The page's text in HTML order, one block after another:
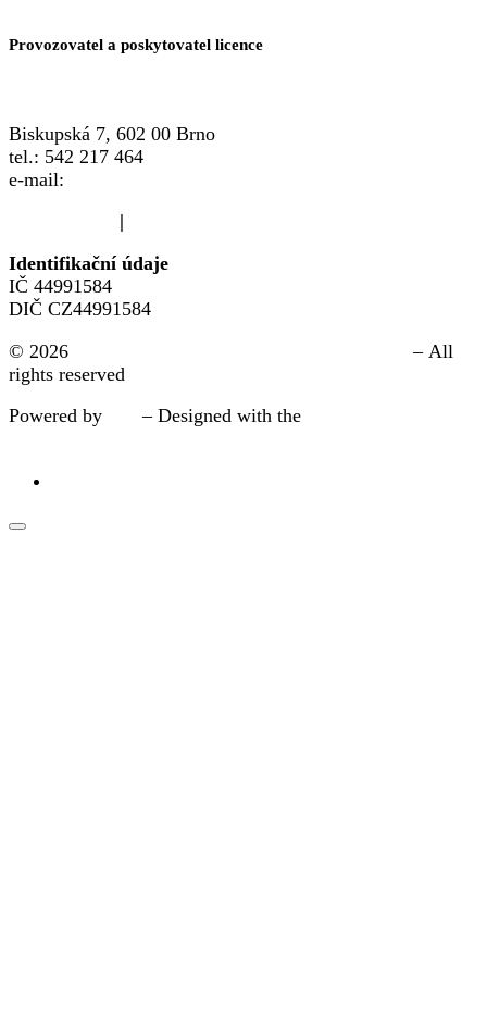
Provozovatel a poskytovatel licence
Biskupská 7, 602 00 Brno
tel.: 542 217 464
e-mail:
|
Identifikační údaje
IČ 44991584
DIČ CZ44991584
© 2026
– All
rights reserved
Powered by
– Designed with the